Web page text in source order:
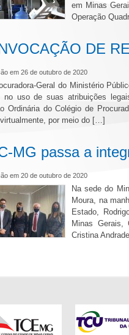
em Minas
Operação
DE
em 26 de outubro de 2020
Geral do Ministério
no uso de suas atribuições
Ordinária do Colégio de
por meio do […]
MG passa a
em 20 de outubro de 2020
Na sede do
Moura, na
Estado,
Minas Gerais,
Cristina